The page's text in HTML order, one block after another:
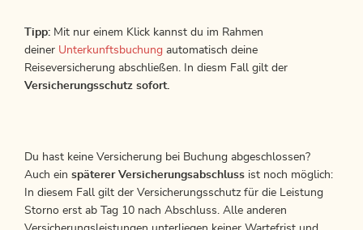
Tipp: Mit nur einem Klick kannst du im Rahmen
deiner Unterkunftsbuchung automatisch deine
Reiseversicherung abschließen. In diesm Fall gilt der
Versicherungsschutz sofort.
Du hast keine Versicherung bei Buchung abgeschlossen?
Auch ein späterer Versicherungsabschluss ist noch möglich:
In diesem Fall gilt der Versicherungsschutz für die Leistung
Storno erst ab Tag 10 nach Abschluss. Alle anderen